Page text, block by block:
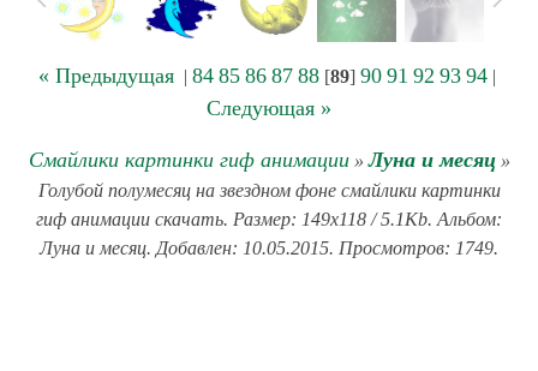
« Предыдущая| 84 85 86 87 88[89] 90 91 92 93 94|
Следующая »
Смайлики картинки гиф анимации»Луна и месяц»
Голубой полумесяц на звездном фоне смайлики картинки
гиф анимации скачать. Размер: 149x118 / 5.1Kb. Альбом:
Луна и месяц. Добавлен: 10.05.2015. Просмотров: 1749.